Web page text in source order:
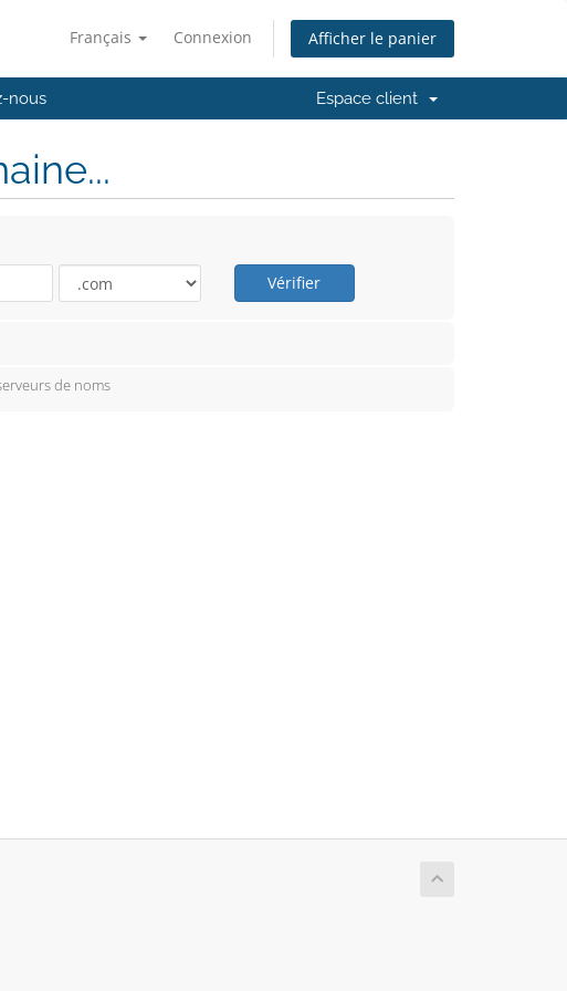
Français Connexion Afficher le panier
nous Espace client
Vérifier
de noms